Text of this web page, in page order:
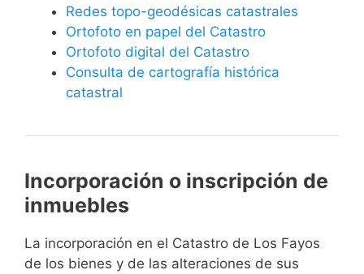
Redes topo-geodésicas catastrales
Ortofoto en papel del Catastro
Ortofoto digital del Catastro
Consulta de cartografía histórica
catastral
Incorporación o inscripción de
inmuebles
La incorporación en el Catastro de Los Fayos
de los bienes y de las alteraciones de sus